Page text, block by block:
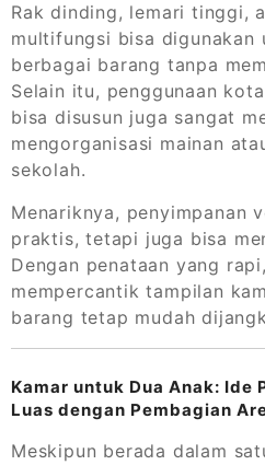
Rak dinding, lemari tinggi,
multifungsi bisa digunakan
berbagai barang tanpa
Selain itu, penggunaan
bisa disusun juga sangat
mengorganisasi mainan
sekolah.
Menariknya, penyimpanan
praktis, tetapi juga bisa
Dengan penataan yang
mempercantik tampilan
barang tetap mudah
Kamar untuk Dua Anak: Ide
Luas dengan Pembagian
Meskipun berada dalam